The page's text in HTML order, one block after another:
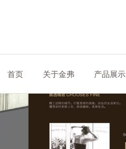
首页 关于金弗 产品展示